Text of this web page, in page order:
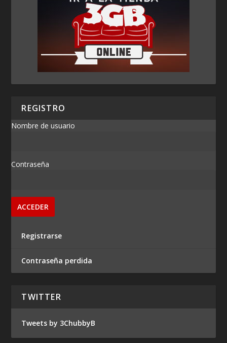
REGISTRO
Nombre de usuario
Contraseña
Registrarse
Contraseña perdida
TWITTER
Tweets by 3ChubbyB